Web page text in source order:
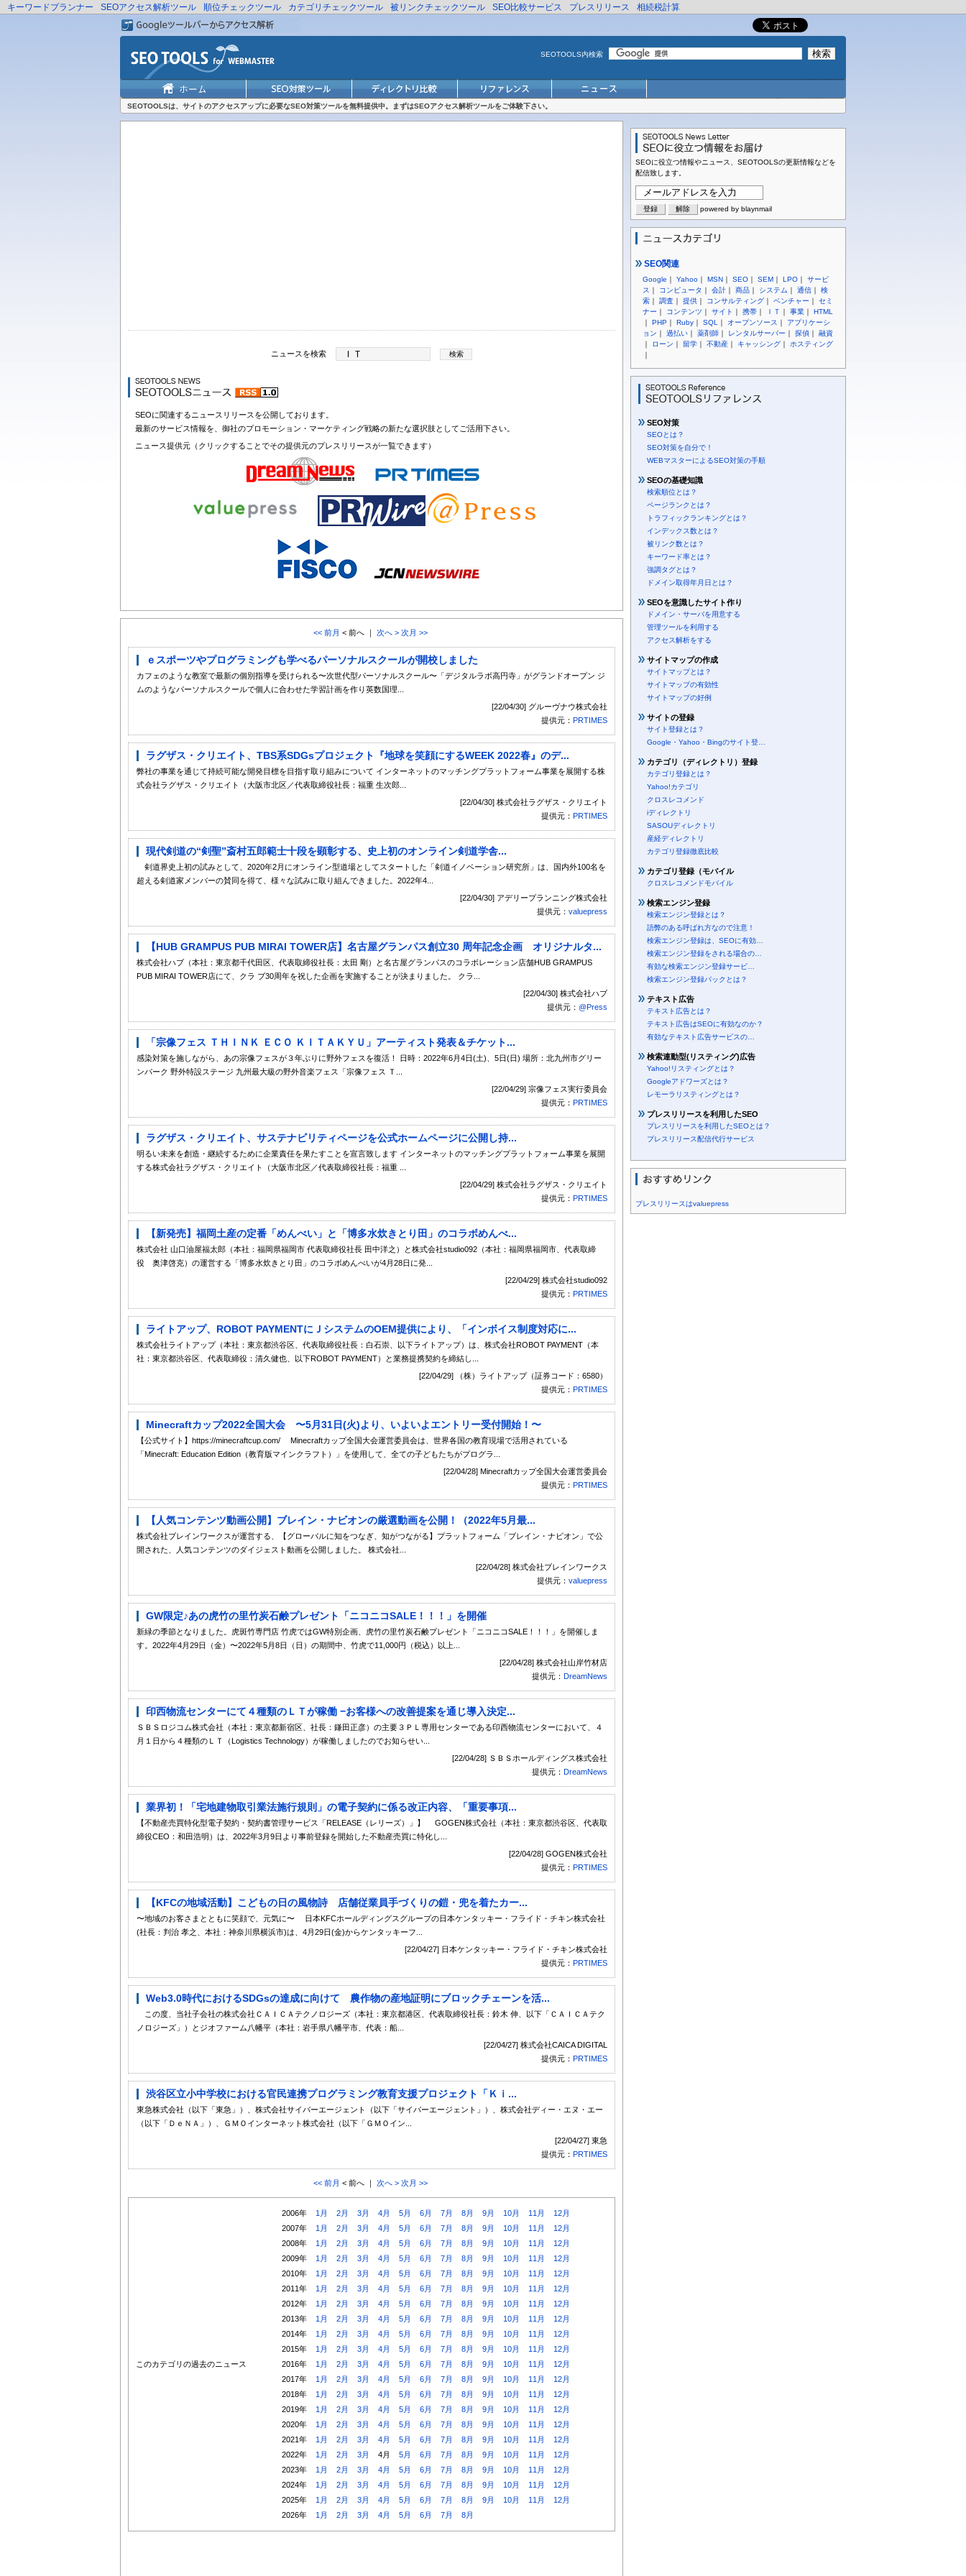
キーワードプランナー SEOアクセス解析ツール 順位チェックツール カテゴリチェックツール 被リンクチェックツール SEO比較サービス プレスリリース 相続税計算
SEOTOOLS内検索
SEOTOOLSは、サイトのアクセスアップに必要なSEO対策ツールを無料提供中。まずはSEOアクセス解析ツールをご体験下さい。
ニュースを検索
SEOに関連するニュースリリースを公開しております。
最新のサービス情報を、御社のプロモーション・マーケティング戦略の新たな選択肢としてご活用下さい。
ニュース提供元（クリックすることでその提供元のプレスリリースが一覧できます）
<< 前月 < 前へ ｜ 次へ > 次月 >>
ｅスポーツやプログラミングも学べるパーソナルスクールが開校しました
カフェのような教室で最新の個別指導を受けられる〜次世代型パーソナルスクール〜「デジタルラボ高円寺」がグランドオープン ジ
ムのようなパーソナルスクールで個人に合わせた学習計画を作り英数国理...
[22/04/30] グルーヴナウ株式会社
提供元： PRTIMES
ラグザス・クリエイト、TBS系SDGsプロジェクト『地球を笑顔にするWEEK 2022春』のデ...
弊社の事業を通じて持続可能な開発目標を目指す取り組みについて インターネットのマッチングプラットフォーム事業を展開する株
式会社ラグザス・クリエイト（大阪市北区／代表取締役社長：福重 生次郎...
[22/04/30] 株式会社ラグザス・クリエイト
提供元： PRTIMES
現代剣道の“剣聖”斎村五郎範士十段を顕彰する、史上初のオンライン剣道学舎...
剣道界史上初の試みとして、2020年2月にオンライン型道場としてスタートした「剣道イノベーション研究所」は、国内外100名を
超える剣道家メンバーの賛同を得て、様々な試みに取り組んできました。2022年4...
[22/04/30] アデリープランニング株式会社
提供元： valuepress
【HUB GRAMPUS PUB MIRAI TOWER店】名古屋グランパス創立30 周年記念企画 オリジナルタ...
株式会社ハブ（本社：東京都千代田区、代表取締役社長：太田 剛）と名古屋グランパスのコラボレーション店舗HUB GRAMPUS
PUB MIRAI TOWER店にて、クラ ブ30周年を祝した企画を実施することが決まりました。 クラ...
[22/04/30] 株式会社ハブ
提供元： @Press
「宗像フェス ＴＨＩＮＫ ＥＣＯ ＫＩＴＡＫＹＵ」アーティスト発表＆チケット...
感染対策を施しながら、あの宗像フェスが３年ぶりに野外フェスを復活！ 日時：2022年6月4日(土)、5日(日) 場所：北九州市グリー
ンパーク 野外特設ステージ 九州最大級の野外音楽フェス「宗像フェス Ｔ...
[22/04/29] 宗像フェス実行委員会
提供元： PRTIMES
ラグザス・クリエイト、サステナビリティページを公式ホームページに公開し持...
明るい未来を創造・継続するために企業責任を果たすことを宣言致します インターネットのマッチングプラットフォーム事業を展開
する株式会社ラグザス・クリエイト（大阪市北区／代表取締役社長：福重 ...
[22/04/29] 株式会社ラグザス・クリエイト
提供元： PRTIMES
【新発売】福岡土産の定番「めんべい」と「博多水炊きとり田」のコラボめんべ...
株式会社 山口油屋福太郎（本社：福岡県福岡市 代表取締役社長 田中洋之）と株式会社studio092（本社：福岡県福岡市、代表取締
役 奥津啓克）の運営する「博多水炊きとり田」のコラボめんべいが4月28日に発...
[22/04/29] 株式会社studio092
提供元： PRTIMES
ライトアップ、ROBOT PAYMENTにＪシステムのOEM提供により、「インボイス制度対応に...
株式会社ライトアップ（本社：東京都渋谷区、代表取締役社長：白石崇、以下ライトアップ）は、株式会社ROBOT PAYMENT（本
社：東京都渋谷区、代表取締役：清久健也、以下ROBOT PAYMENT）と業務提携契約を締結し...
[22/04/29] （株）ライトアップ（証券コード：6580）
提供元： PRTIMES
Minecraftカップ2022全国大会 〜5月31日(火)より、いよいよエントリー受付開始！〜
【公式サイト】https://minecraftcup.com/ Minecraftカップ全国大会運営委員会は、世界各国の教育現場で活用されている
「Minecraft: Education Edition（教育版マインクラフト）」を使用して、全ての子どもたちがプログラ...
[22/04/28] Minecraftカップ全国大会運営委員会
提供元： PRTIMES
【人気コンテンツ動画公開】ブレイン・ナビオンの厳選動画を公開！（2022年5月最...
株式会社ブレインワークスが運営する、【グローバルに知をつなぎ、知がつながる】プラットフォーム「ブレイン・ナビオン」で公
開された、人気コンテンツのダイジェスト動画を公開しました。 株式会社...
[22/04/28] 株式会社ブレインワークス
提供元： valuepress
GW限定♪あの虎竹の里竹炭石鹸プレゼント「ニコニコSALE！！！」を開催
新緑の季節となりました。虎斑竹専門店 竹虎ではGW特別企画、虎竹の里竹炭石鹸プレゼント「ニコニコSALE！！！」を開催しま
す。2022年4月29日（金）〜2022年5月8日（日）の期間中、竹虎で11,000円（税込）以上...
[22/04/28] 株式会社山岸竹材店
提供元： DreamNews
印西物流センターにて４種類のＬＴが稼働 −お客様への改善提案を通じ導入決定...
ＳＢＳロジコム株式会社（本社：東京都新宿区、社長：鎌田正彦）の主要３ＰＬ専用センターである印西物流センターにおいて、４
月１日から４種類のＬＴ（Logistics Technology）が稼働しましたのでお知らせい...
[22/04/28] ＳＢＳホールディングス株式会社
提供元： DreamNews
業界初！「宅地建物取引業法施行規則」の電子契約に係る改正内容、「重要事項...
【不動産売買特化型電子契約・契約書管理サービス「RELEASE（レリーズ）」】 GOGEN株式会社（本社：東京都渋谷区、代表取
締役CEO：和田浩明）は、2022年3月9日より事前登録を開始した不動産売買に特化し...
[22/04/28] GOGEN株式会社
提供元： PRTIMES
【KFCの地域活動】こどもの日の風物詩 店舗従業員手づくりの鎧・兜を着たカー...
〜地域のお客さまとともに笑顔で、元気に〜 日本KFCホールディングスグループの日本ケンタッキー・フライド・チキン株式会社
(社長：判治 孝之、本社：神奈川県横浜市)は、4月29日(金)からケンタッキーフ...
[22/04/27] 日本ケンタッキー・フライド・チキン株式会社
提供元： PRTIMES
Web3.0時代におけるSDGsの達成に向けて 農作物の産地証明にブロックチェーンを活...
この度、当社子会社の株式会社ＣＡＩＣＡテクノロジーズ（本社：東京都港区、代表取締役社長：鈴木 伸、以下「ＣＡＩＣＡテク
ノロジーズ」）とジオファーム八幡平（本社：岩手県八幡平市、代表：船...
[22/04/27] 株式会社CAICA DIGITAL
提供元： PRTIMES
渋谷区立小中学校における官民連携プログラミング教育支援プロジェクト「Ｋｉ...
東急株式会社（以下「東急」）、株式会社サイバーエージェント（以下「サイバーエージェント」）、株式会社ディー・エヌ・エー
（以下「ＤｅＮＡ」）、ＧＭＯインターネット株式会社（以下「ＧＭＯイン...
[22/04/27] 東急
提供元： PRTIMES
<< 前月 < 前へ ｜ 次へ > 次月 >>
このカテゴリの過去のニュース
2006年 1月 2月 3月 4月 5月 6月 7月 8月 9月 10月 11月
12月
2007年
1月 2月 3月 4月 5月 6月 7月 8月 9月 10月 11月
12月
2008年
1月 2月 3月 4月 5月 6月 7月 8月 9月 10月 11月
12月
2009年
1月 2月 3月 4月 5月 6月 7月 8月 9月 10月 11月
12月
2010年
1月 2月 3月 4月 5月 6月 7月 8月 9月 10月 11月
12月
2011年
1月 2月 3月 4月 5月 6月 7月 8月 9月 10月 11月
12月
2012年
1月 2月 3月 4月 5月 6月 7月 8月 9月 10月 11月
12月
2013年
1月 2月 3月 4月 5月 6月 7月 8月 9月 10月 11月
12月
2014年
1月 2月 3月 4月 5月 6月 7月 8月 9月 10月 11月
12月
2015年
1月 2月 3月 4月 5月 6月 7月 8月 9月 10月 11月
12月
2016年
1月 2月 3月 4月 5月 6月 7月 8月 9月 10月 11月
12月
2017年
1月 2月 3月 4月 5月 6月 7月 8月 9月 10月 11月
12月
2018年
1月 2月 3月 4月 5月 6月 7月 8月 9月 10月 11月
12月
2019年
1月 2月 3月 4月 5月 6月 7月 8月 9月 10月 11月
12月
2020年
1月 2月 3月 4月 5月 6月 7月 8月 9月 10月 11月
12月
2021年
1月 2月 3月 4月 5月 6月 7月 8月 9月 10月 11月
12月
2022年
1月 2月 3月 4月 5月 6月 7月 8月 9月 10月 11月
12月
2023年
1月 2月 3月 4月 5月 6月 7月 8月 9月 10月 11月
12月
2024年
1月 2月 3月 4月 5月 6月 7月 8月 9月 10月 11月
12月
2025年
1月 2月 3月 4月 5月 6月 7月 8月 9月 10月 11月
12月
2026年
1月 2月 3月 4月 5月 6月 7月 8月
SEOに役立つ情報やニュース、SEOTOOLSの更新情報などを
配信致します。
powered by blaynmail
SEO関連
Google ｜ Yahoo ｜ MSN ｜ SEO ｜ SEM ｜ LPO ｜ サービ
ス ｜ コンピュータ ｜ 会計 ｜ 商品 ｜ システム ｜ 通信 ｜ 検
索 ｜ 調査 ｜ 提供 ｜ コンサルティング ｜ ベンチャー ｜ セミ
ナー ｜ コンテンツ ｜ サイト ｜ 携帯 ｜ ＩＴ ｜ 事業 ｜ HTML
｜ PHP ｜ Ruby ｜ SQL ｜ オープンソース ｜ アプリケーシ
ョン ｜ 過払い ｜ 薬剤師 ｜ レンタルサーバー ｜ 探偵 ｜ 融資
｜ ローン ｜ 留学 ｜ 不動産 ｜ キャッシング ｜ ホスティング
｜
SEO対策
SEOとは？
SEO対策を自分で！
WEBマスターによるSEO対策の手順
SEOの基礎知識
検索順位とは？
ページランクとは？
トラフィックランキングとは？
インデックス数とは？
被リンク数とは？
キーワード率とは？
強調タグとは？
ドメイン取得年月日とは？
SEOを意識したサイト作り
ドメイン・サーバを用意する
管理ツールを利用する
アクセス解析をする
サイトマップの作成
サイトマップとは？
サイトマップの有効性
サイトマップの好例
サイトの登録
サイト登録とは？
Google・Yahoo・Bingのサイト登…
カテゴリ（ディレクトリ）登録
カテゴリ登録とは？
Yahoo!カテゴリ
クロスレコメンド
iディレクトリ
SASOUディレクトリ
産経ディレクトリ
カテゴリ登録徹底比較
カテゴリ登録（モバイル
クロスレコメンドモバイル
検索エンジン登録
検索エンジン登録とは？
語弊のある呼ばれ方なので注意！
検索エンジン登録は、SEOに有効…
検索エンジン登録をされる場合の…
有効な検索エンジン登録サービ…
検索エンジン登録パックとは？
テキスト広告
テキスト広告とは？
テキスト広告はSEOに有効なのか？
有効なテキスト広告サービスの…
検索連動型(リスティング)広告
Yahoo!リスティングとは？
Googleアドワーズとは？
レモーラリスティングとは？
プレスリリースを利用したSEO
プレスリリースを利用したSEOとは？
プレスリリース配信代行サービス
プレスリリースはvaluepress